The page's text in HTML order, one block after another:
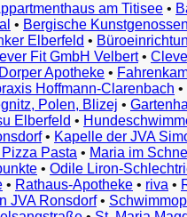
am Titisee •
• Bergische
Elberfeld •
Fit GmbH Velbert•
Dorper Apotheke •
Hoffmann-Clarenbach •
Polen, Blizej •
Elberfeld •
• Kapelle der JVA
Pasta • Maria im
• Odile Liron-
• Rathaus-Apotheke • riva •
JVA Ronsdorf•